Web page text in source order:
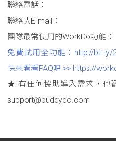
聯絡電話：
聯絡人E-mail：
團隊最常使用的WorkDo功能：
免費試用全功能：http://bit.ly/
快來看看FAQ吧 >> https://
★ 有任何協助導入需求，也
support@buddydo.com